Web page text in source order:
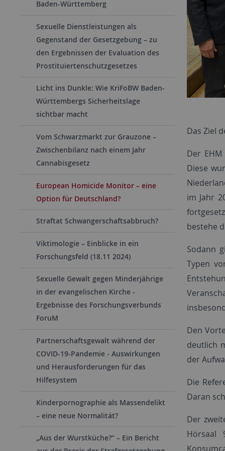
Baden-Württemberg
Sexuelle Dienstleistungen als
Gegenstand der Gesetzgebung – zu
den Ergebnissen der Evaluation des
Prostituiertenschutzgesetzes
Licht ins Dunkle: Wie KriFoBW Baden-
Württembergs Sicherheitslage
sichtbar macht
Vom Schwarzmarkt zur Grauzone –
Zwischenbilanz nach einem Jahr
Cannabisgesetz
European Homicide Monitor – eine
Option für Deutschland?
Straftat Schwangerschaftsabbruch?
Viktimologie – Einblicke in ein
Forschungsfeld (18.11 2024)
Sexuelle Gewalt gegen Minderjährige
in der evangelischen Kirche -
Ergebnisse des Forschungsverbunds
ForuM
Partnerschaftsgewalt während der
COVID-19-Pandemie - Auswirkungen
und Herausforderungen für das
Hilfesystem
Kinderpornographie als Massendelikt
– eine neue Normalität?
„Aus der Wurstküche?“ – Ein Bericht
Das Ziel
Der
Diese
im Jahr
bestehe
Sodann
Typen
Den
deutlich
der
Die
Daran
Der
Hörsaal